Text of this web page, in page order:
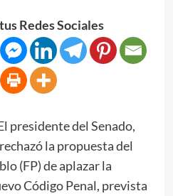
Redes Sociales
presidente del Senado,
la propuesta del
(FP) de aplazar la
Código Penal, prevista